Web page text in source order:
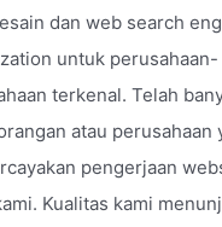
dan web search
untuk perusahaan-
terkenal. Telah
atau perusahaan
pengerjaan
Kualitas kami